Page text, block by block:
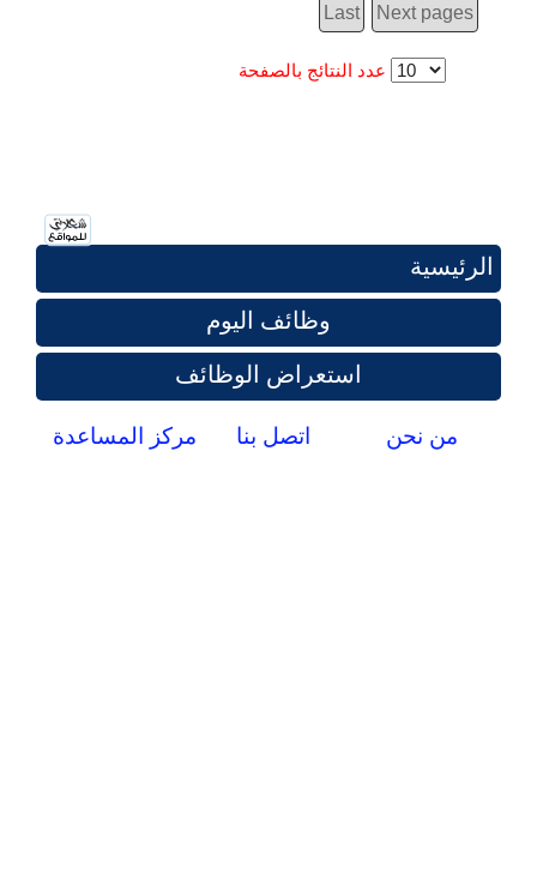
Next pages
Last
عدد النتائج بالصفحة
الرئيسية
وظائف اليوم
استعراض الوظائف
من نحن اتصل بنا مركز المساعدة